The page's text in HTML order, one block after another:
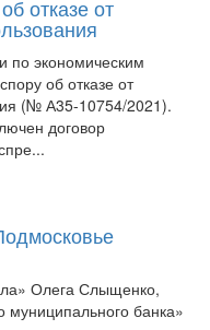
экономическим
об отказе от
(№ А35-10754/2021).
договор
Олега Слыщенко,
банка»
сумму
по заявлению